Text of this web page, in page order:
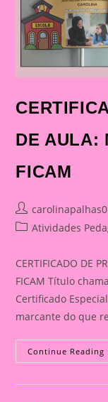
DE AULA:
FICAM
Post
author:
PostAtividades
CERTIFICADO DE
FICAM Título
Certificado
marcante do que
Continue Reading